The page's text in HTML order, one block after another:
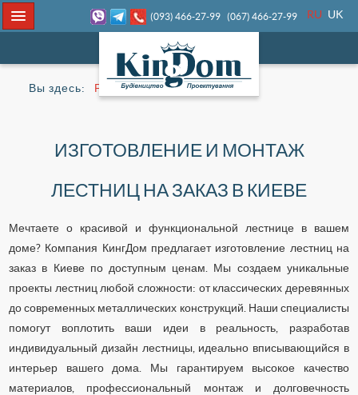
(093) 466-27-99 (067) 466-27-99 RU UK
Вы здесь: Ремонт Лестницы
ИЗГОТОВЛЕНИЕ И МОНТАЖ
ЛЕСТНИЦ НА ЗАКАЗ В КИЕВЕ
Мечтаете о красивой и функциональной лестнице в вашем
доме? Компания КингДом предлагает изготовление лестниц на
заказ в Киеве по доступным ценам. Мы создаем уникальные
проекты лестниц любой сложности: от классических деревянных
до современных металлических конструкций. Наши специалисты
помогут воплотить ваши идеи в реальность, разработав
индивидуальный дизайн лестницы, идеально вписывающийся в
интерьер вашего дома. Мы гарантируем высокое качество
материалов, профессиональный монтаж и долговечность